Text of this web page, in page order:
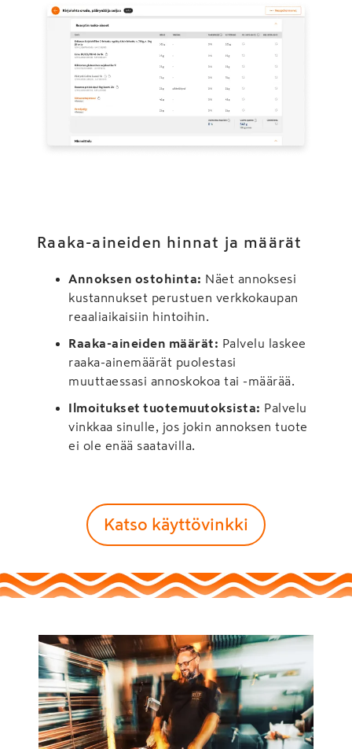
Raaka-aineiden hinnat ja määrät
Annoksen ostohinta: Näet annoksesi
kustannukset perustuen verkkokaupan
reaaliaikaisiin hintoihin.
Raaka-aineiden määrät: Palvelu laskee
raaka-ainemäärät puolestasi
muuttaessasi annoskokoa tai -määrää.
Ilmoitukset tuotemuutoksista: Palvelu
vinkkaa sinulle, jos jokin annoksen tuote
ei ole enää saatavilla.
Katso käyttövinkki